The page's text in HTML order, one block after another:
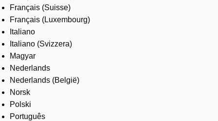
Français (Suisse)
Français (Luxembourg)
Italiano
Italiano (Svizzera)
Magyar
Nederlands
Nederlands (België)
Norsk
Polski
Português